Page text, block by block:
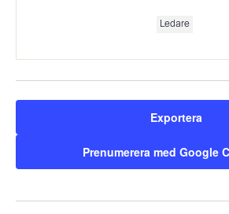
Ledare
Exportera
Prenumerera med Google